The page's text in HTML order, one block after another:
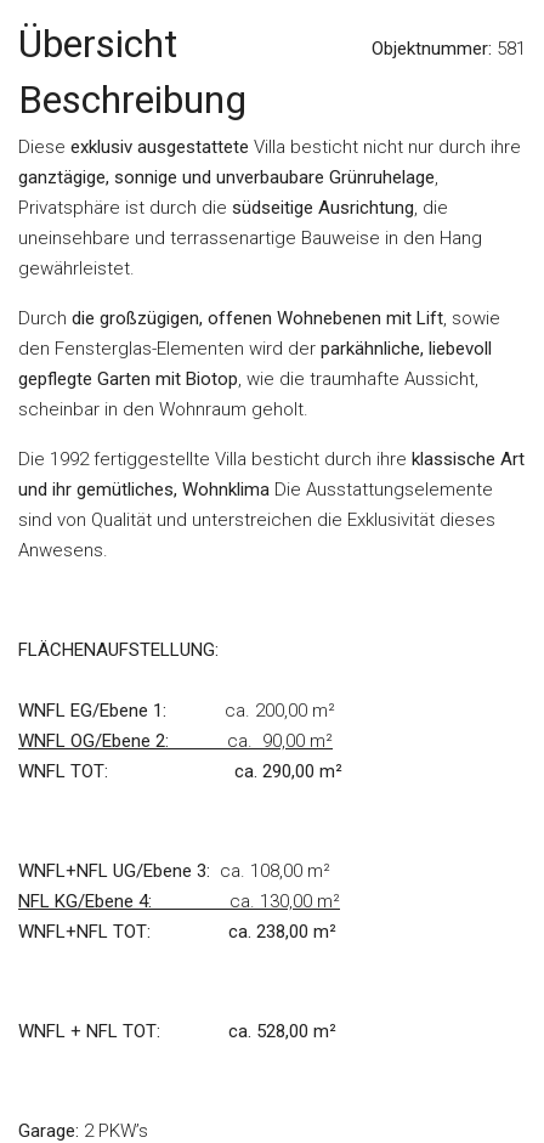
Übersicht Objektnummer: 581
Beschreibung
Diese exklusiv ausgestattete Villa besticht nicht nur durch ihre
ganztägige, sonnige und unverbaubare Grünruhelage,
Privatsphäre ist durch die südseitige Ausrichtung, die
uneinsehbare und terrassenartige Bauweise in den Hang
gewährleistet.
Durch die großzügigen, offenen Wohnebenen mit Lift, sowie
den Fensterglas-Elementen wird der parkähnliche, liebevoll
gepflegte Garten mit Biotop, wie die traumhafte Aussicht,
scheinbar in den Wohnraum geholt.
Die 1992 fertiggestellte Villa besticht durch ihre klassische Art
und ihr gemütliches, Wohnklima Die Ausstattungselemente
sind von Qualität und unterstreichen die Exklusivität dieses
Anwesens.
FLÄCHENAUFSTELLUNG:
WNFL EG/Ebene 1: ca. 200,00 m²
WNFL OG/Ebene 2: ca. 90,00 m²
WNFL TOT: ca. 290,00 m²
WNFL+NFL UG/Ebene 3: ca. 108,00 m²
NFL KG/Ebene 4: ca. 130,00 m²
WNFL+NFL TOT: ca. 238,00 m²
WNFL + NFL TOT: ca. 528,00 m²
Garage: 2 PKW’s